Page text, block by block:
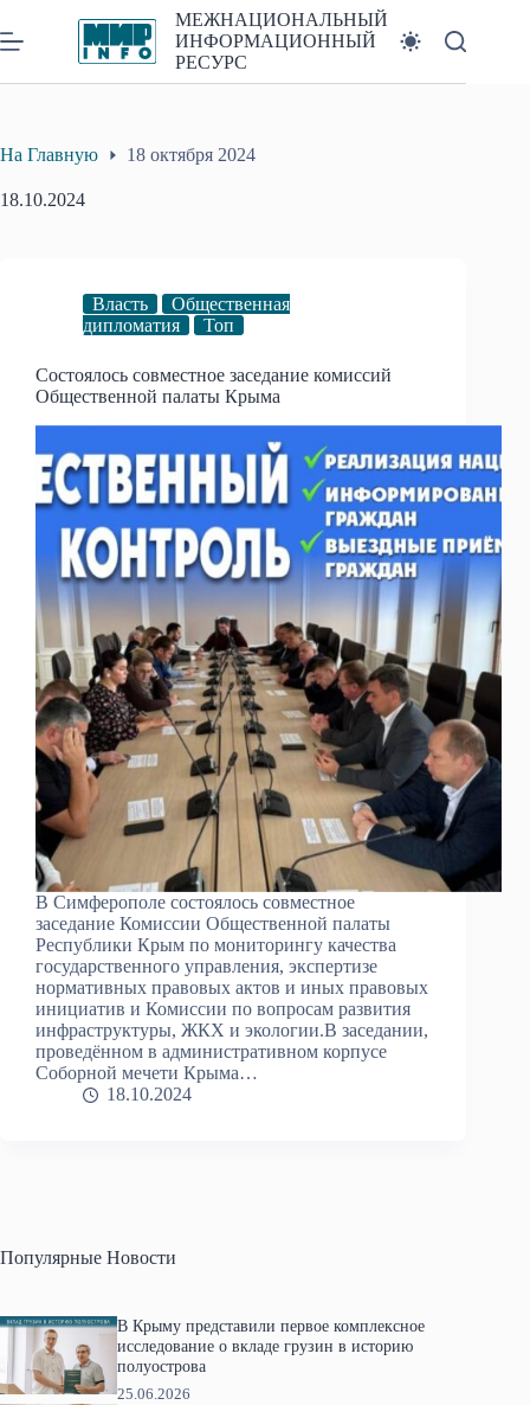
к
сути
МЕЖНАЦИОНАЛЬНЫЙ
ИНФОРМАЦИОННЫЙ
РЕСУРС
На Главную 18 октября 2024
18.10.2024
Власть
Общественная
дипломатия
Топ
Состоялось совместное заседание комиссий
Общественной палаты Крыма
В Симферополе состоялось совместное
заседание Комиссии Общественной палаты
Республики Крым по мониторингу качества
государственного управления, экспертизе
нормативных правовых актов и иных правовых
инициатив и Комиссии по вопросам развития
инфраструктуры, ЖКХ и экологии.В заседании,
проведённом в административном корпусе
Соборной мечети Крыма…
18.10.2024
Популярные Новости
В Крыму представили первое комплексное
исследование о вкладе грузин в историю
полуострова
25.06.2026